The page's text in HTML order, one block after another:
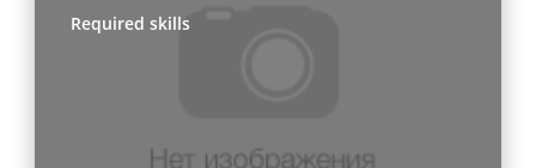
Required skills